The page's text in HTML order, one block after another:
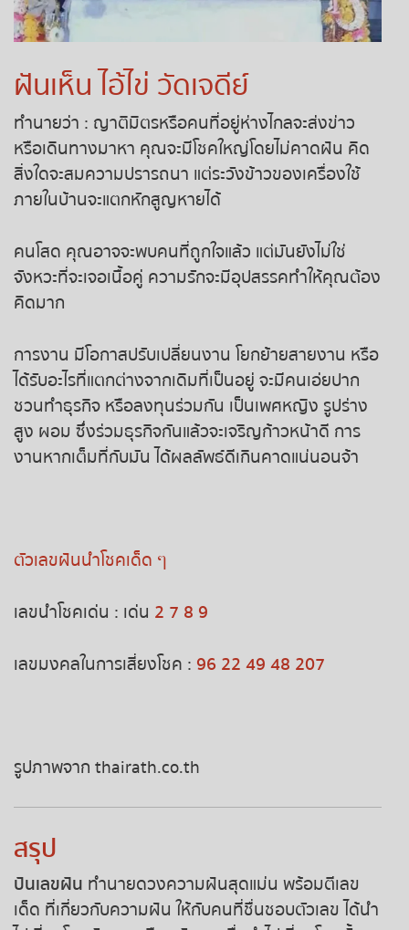
หวยหุ้นนิเคอิ เช้า
หวยหุ้นนิเคอิ บ่าย
หวยหุ้นฮั่งเส็ง เช้า
หวยหุ้นฮั่งเส็ง บ่าย
หวยหุ้นจีน บ่าย
หวยหุ้นสิงคโปร์
หวยหุ้นอิยิป
หวยหุ้นดาวโจนส์
ฝันเห็น ไอ้ไข่ วัดเจดีย์
ทำนายว่า : ญาติมิตรหรือคนที่อยู่ห่างไกลจะส่งข่าว
หรือเดินทางมาหา คุณจะมีโชคใหญ่โดยไม่คาดฝัน คิด
สิ่งใดจะสมความปรารถนา แต่ระวังข้าวของเครื่องใช้
ภายในบ้านจะแตกหักสูญหายได้
คนโสด คุณอาจจะพบคนที่ถูกใจแล้ว แต่มันยังไม่ใช่
จังหวะที่จะเจอเนื้อคู่ ความรักจะมีอุปสรรคทำให้คุณต้อง
คิดมาก
การงาน มีโอกาสปรับเปลี่ยนงาน โยกย้ายสายงาน หรือ
ได้รับอะไรที่แตกต่างจากเดิมที่เป็นอยู่ จะมีคนเอ่ยปาก
ชวนทำธุรกิจ หรือลงทุนร่วมกัน เป็นเพศหญิง รูปร่าง
สูง ผอม ซึ่งร่วมธุรกิจกันแล้วจะเจริญก้าวหน้าดี การ
งานหากเต็มที่กับมัน ได้ผลลัพธ์ดีเกินคาดแน่นอนจ้า
ตัวเลขฝันนำโชคเด็ด ๆ
เลขนำโชคเด่น : เด่น 2 7 8 9
เลขมงคลในการเสี่ยงโชค : 96 22 49 48 207
รูปภาพจาก thairath.co.th
สรุป
ปันเลขฝัน ทำนายดวงความฝันสุดแม่น พร้อมตีเลข
เด็ด ที่เกี่ยวกับความฝัน ให้กับคนที่ชื่นชอบตัวเลข ได้นำ